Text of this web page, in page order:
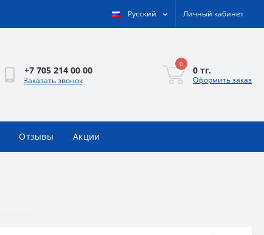
Русский Личный кабинет
+7 705 214 00 00
Заказать звонок
0
0 тг.
Оформить заказ
Отзывы Акции